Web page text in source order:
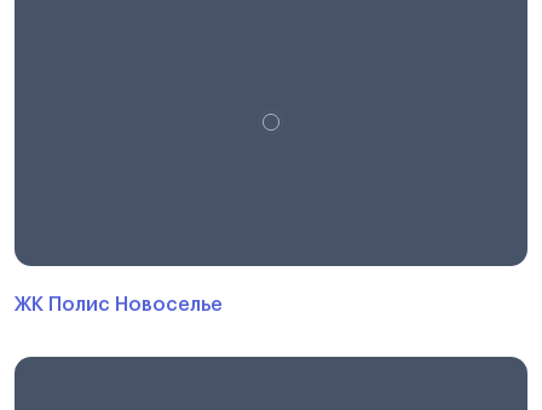
ЖК Полис Новоселье